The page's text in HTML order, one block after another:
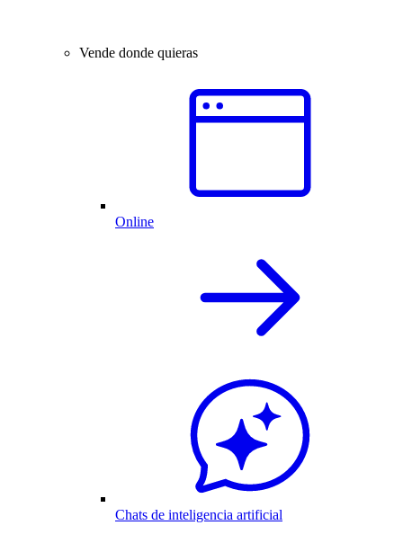
Vende donde quieras
Online
Chats de inteligencia artificial